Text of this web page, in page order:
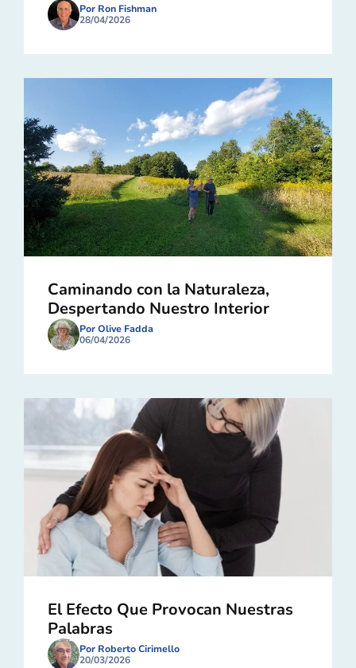
Por Ron Fishman
28/04/2026
Caminando con la Naturaleza,
Despertando Nuestro Interior
Por Olive Fadda
06/04/2026
El Efecto Que Provocan Nuestras
Palabras
Por Roberto Cirimello
20/03/2026